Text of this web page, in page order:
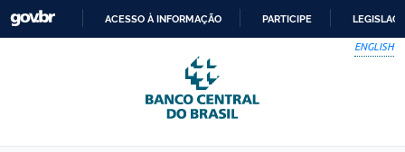
Skip to main content
PARA
O
CONTEÚDO
ACESSO À INFORMAÇÃO PARTICIPE
ENGLISH